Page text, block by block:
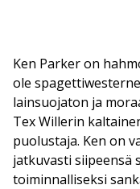
Ken Parker on
ole
lainsuojaton ja
Tex Willerin
puolustaja. Ken on
jatkuvasti siipeensä
toiminnalliseksi